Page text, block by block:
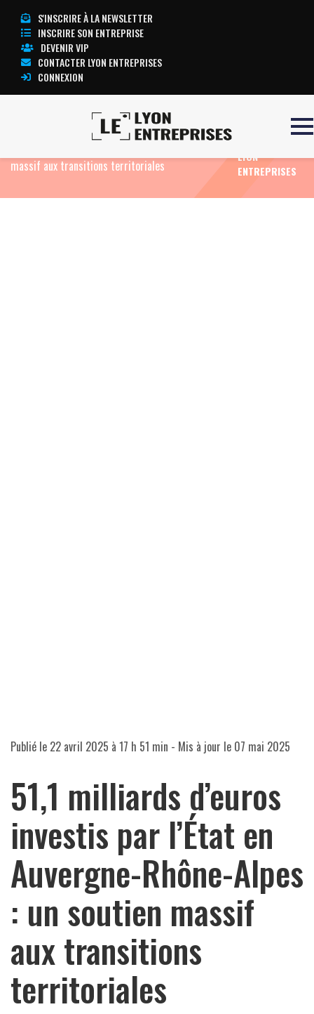
S'INSCRIRE À LA NEWSLETTER
INSCRIRE SON ENTREPRISE
DEVENIR VIP
CONTACTER LYON ENTREPRISES
CONNEXION
51,1 milliards d’euros investis
massif aux transitions territoriales
LYON
ENTREPRISES
Publié le 22 avril 2025 à 17 h 51 min - Mis à jour le 07 mai 2025
51,1 milliards d’euros
investis par l’État en
Auvergne-Rhône-Alpes
: un soutien massif
aux transitions
territoriales